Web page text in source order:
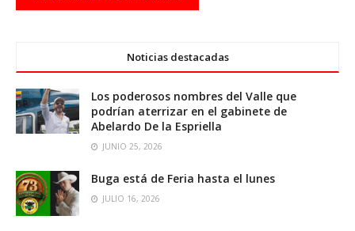
Noticias destacadas
Los poderosos nombres del Valle que
podrían aterrizar en el gabinete de
Abelardo De la Espriella
JUNIO 25, 2026
Buga está de Feria hasta el lunes
JULIO 16, 2026